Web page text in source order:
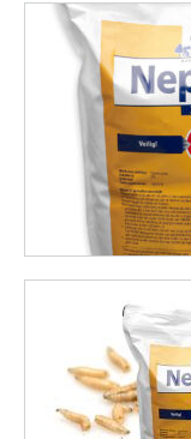
vliegenbestrijding
Agita of Twenty-one.
Strooien in
Inzetbaar bij
vleeskuikens,
vleesvee
Toe te passen
mest en ander
Effectief tegen
Veilig voor
uitgezonderd)
Preventieve
Langdurige